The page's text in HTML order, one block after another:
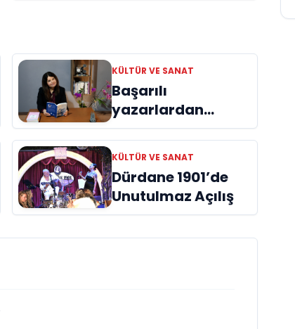
KÜLTÜR VE SANAT
Başarılı
yazarlardan
Azime Savaş’tan
başucu kitabı
“Emanet”
raflardaki yerini
aldı
KÜLTÜR VE SANAT
Dürdane 1901’de
Unutulmaz Açılış